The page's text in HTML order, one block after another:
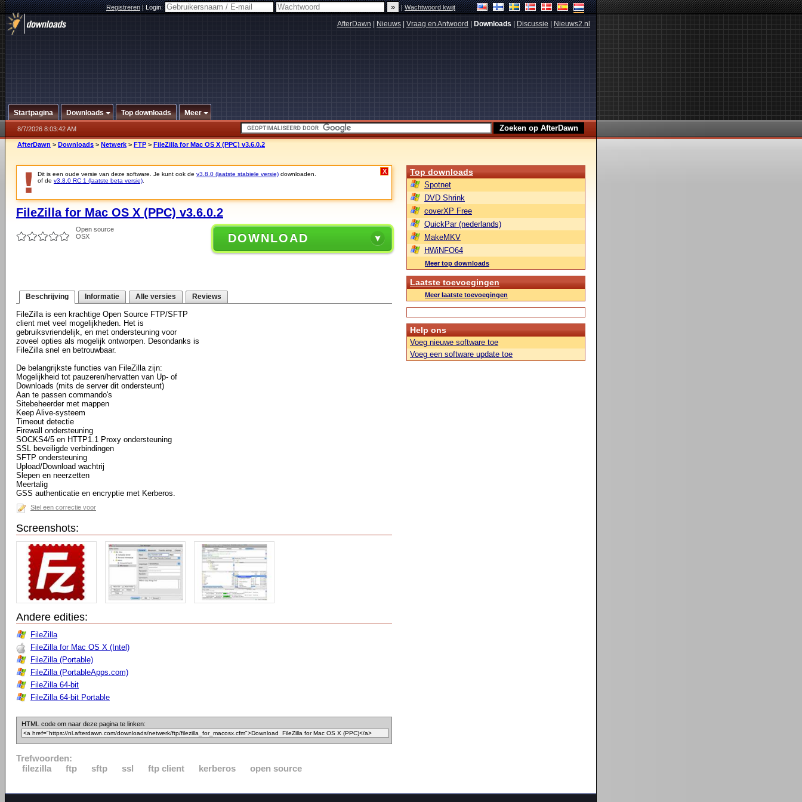
Registreren|Login: |Wachtwoord kwijt
AfterDawn Nieuws Vraag en Antwoord Downloads Discussie Nieuws2.nl
Startpagina Downloads Top downloads Meer
8/7/2026 8:03:42 AM
AfterDawn > Downloads > Netwerk > FTP > FileZilla for Mac OS X (PPC) v3.6.0.2
Dit is een oude versie van deze software. Je kunt ook de v3.8.0 (laatste stabiele versie) downloaden.
of de v3.8.0 RC 1 (laatste beta versie)
X
FileZilla for Mac OS X (PPC) v3.6.0.2
Open source
OSX
DOWNLOAD
Beschrijving Informatie Alle versies Reviews
FileZilla is een krachtige Open Source FTP/SFTP
client met veel mogelijkheden. Het is
gebruiksvriendelijk, en met ondersteuning voor
zoveel opties als mogelijk ontworpen. Desondanks is
FileZilla snel en betrouwbaar.
De belangrijkste functies van FileZilla zijn:
Mogelijkheid tot pauzeren/hervatten van Up- of
Downloads (mits de server dit ondersteunt)
Aan te passen commando's
Sitebeheerder met mappen
Keep Alive-systeem
Timeout detectie
Firewall ondersteuning
SOCKS4/5 en HTTP1.1 Proxy ondersteuning
SSL beveiligde verbindingen
SFTP ondersteuning
Upload/Download wachtrij
Slepen en neerzetten
Meertalig
GSS authenticatie en encryptie met Kerberos.
Stel een correctie voor
Screenshots:
Andere edities:
FileZilla
FileZilla for Mac OS X (Intel)
FileZilla (Portable)
FileZilla (PortableApps.com)
FileZilla 64-bit
FileZilla 64-bit Portable
HTML code om naar deze pagina te linken:
Trefwoorden:
filezilla
ftp sftp ssl ftp client kerberos open source
Top downloads
Spotnet
DVD Shrink
coverXP Free
QuickPar (nederlands)
MakeMKV
HWiNFO64
Meer top downloads
Laatste toevoegingen
Meer laatste toevoegingen
Help ons
Voeg nieuwe software toe
Voeg een software update toe